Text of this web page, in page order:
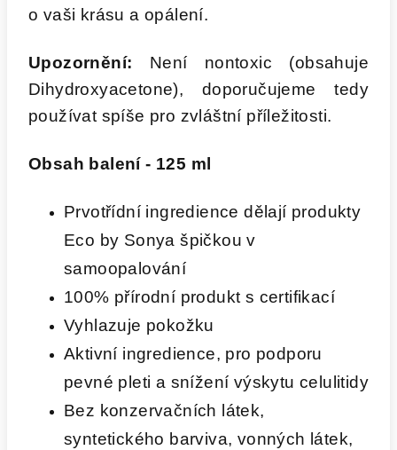
o vaši krásu a opálení.
Upozornění: Není nontoxic (obsahuje
Dihydroxyacetone), doporučujeme tedy
používat spíše pro zvláštní příležitosti.
Obsah balení - 125 ml
Prvotřídní ingredience dělají produkty
Eco by Sonya špičkou v
samoopalování
100% přírodní produkt s certifikací
Vyhlazuje pokožku
Aktivní ingredience, pro podporu
pevné pleti a snížení výskytu celulitidy
Bez konzervačních látek,
syntetického barviva, vonných látek,